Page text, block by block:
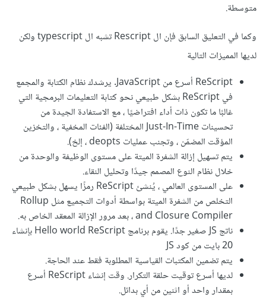
متوسطة.
وكما في التعليق السابق فإن ال Rescript تشبه ال typescript ولكن
لديها المميزات التالية
ReScript أسرع من JavaScript. يرشدك نظام الكتابة والمجمع
في ReScript بشكل طبيعي نحو كتابة التعليمات البرمجية التي
غالبًا ما تكون ذات أداء افتراضيًا ، مع الاستفادة الجيدة من
تحسينات Just-In-Time المختلفة (الفئات المخفية ، والتخزين
المؤقت المضمّن ، وتجنب عمليات deopts ، إلخ).
يتم تسهيل إزالة الشفرة الميتة على مستوى الوظيفة والوحدة من
خلال نظام النوع المصمم جيدًا وتحليل النقاء.
على المستوى العالمي ، يُنشئ ReScript رمزًا يسهل بشكل طبيعي
التخلص من الشفرة الميتة بواسطة أدوات التجميع مثل Rollup
and Closure Compiler ، بعد مرور الإزالة المعقد الخاص به.
ناتج JS صغير جدًا. يقوم برنامج Hello world ReScript بإنشاء
20 بايت من كود JS
يتم تضمين المكتبات القياسية المطلوبة فقط عند الحاجة.
لديها أسرع توقيت حلقة التكرار. وقت إنشاء ReScript أسرع
بمقدار واحد أو اثنين من أي بدائل.